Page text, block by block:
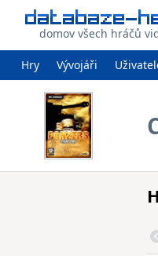
domov všech hráčů
Hry Vývojáři